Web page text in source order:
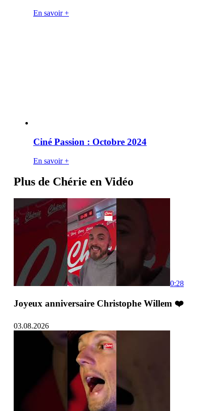
En savoir +
Ciné Passion : Octobre 2024
En savoir +
Plus de Chérie en Vidéo
0:28
Joyeux anniversaire Christophe Willem ❤️
03.08.2026